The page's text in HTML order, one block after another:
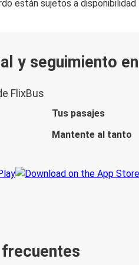
están sujetos a disponibilidad
y seguimiento
FlixBus
Tus pasajes
Mantente al tanto